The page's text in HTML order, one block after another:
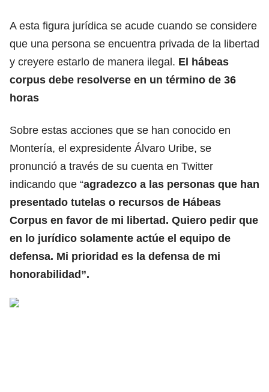
A esta figura jurídica se acude cuando se considere
que una persona se encuentra privada de la libertad
y creyere estarlo de manera ilegal. El hábeas
corpus debe resolverse en un término de 36
horas
Sobre estas acciones que se han conocido en
Montería, el expresidente Álvaro Uribe, se
pronunció a través de su cuenta en Twitter
indicando que “agradezco a las personas que han
presentado tutelas o recursos de Hábeas
Corpus en favor de mi libertad. Quiero pedir que
en lo jurídico solamente actúe el equipo de
defensa. Mi prioridad es la defensa de mi
honorabilidad”.